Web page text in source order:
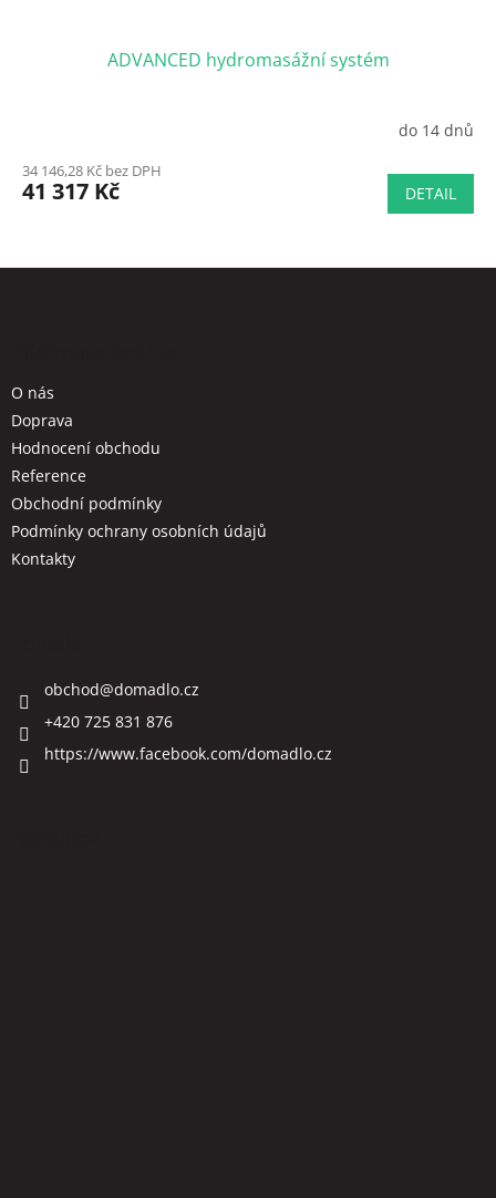
ADVANCED hydromasážní systém
do 14 dnů
34 146,28 Kč bez DPH
41 317 Kč DETAIL
Z
O nás
Doprava
Hodnocení obchodu
Reference
Obchodní podmínky
Podmínky ochrany osobních údajů
Kontakty
obchod@domadlo.cz
+420 725 831 876
https://www.facebook.com/domadlo.cz